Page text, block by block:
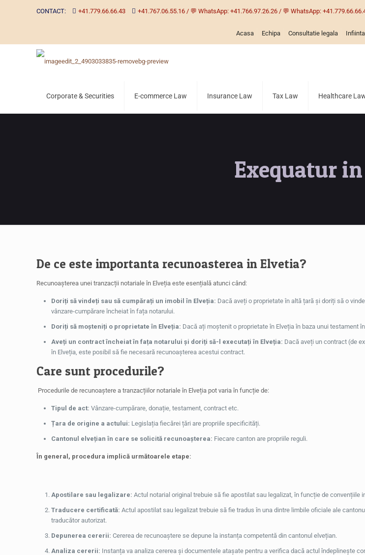
CONTACT: +41.779.66.66.43 +41.767.06.55.16 / 💬 WhatsApp: +41.766.97.26.26 / 💬 WhatsApp:
Acasa Echipa Consultatie legala
Corporate & Securities E-commerce Law Insurance Law Tax Law Healthcare
Exequatur
De ce este importanta recunoasterea in Elvetia?
Recunoașterea unei tranzacții notariale în Elveția este esențială atunci când:
Doriți să vindeți sau să cumpărați un imobil în Elveția: Dacă aveți o proprietate în altă țară și doriți să o
vânzare-cumpărare încheiat în fața notarului.
Doriți să moșteniți o proprietate în Elveția: Dacă ați moștenit o proprietate în Elveția în baza unui
Aveți un contract încheiat în fața notarului și doriți să-l executați în Elveția: Dacă aveți un contract (de
în Elveția, este posibil să fie necesară recunoașterea acestui contract.
Care sunt procedurile?
Procedurile de recunoaștere a tranzacțiilor notariale în Elveția pot varia în funcție de:
Tipul de act: Vânzare-cumpărare, donație, testament, contract etc.
Țara de origine a actului: Legislația fiecărei țări are propriile specificități.
Cantonul elvețian în care se solicită recunoașterea: Fiecare canton are propriile reguli.
În general, procedura implică următoarele etape:
Apostilare sau legalizare: Actul notarial original trebuie să fie apostilat sau legalizat, în funcție de convențiile
Traducere certificată: Actul apostilat sau legalizat trebuie să fie tradus în una dintre limbile oficiale ale
traducător autorizat.
Depunerea cererii: Cererea de recunoaștere se depune la instanța competentă din cantonul elvețian.
Analiza cererii: Instanța va analiza cererea și documentele atașate pentru a verifica dacă actul îndeplinește